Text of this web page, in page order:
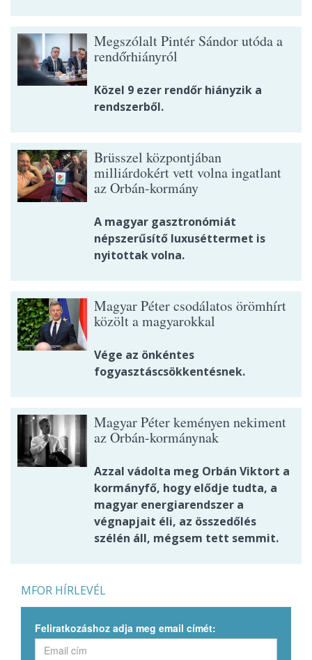
Megszólalt Pintér Sándor utóda a
rendőrhiányról
Közel 9 ezer rendőr hiányzik a
rendszerből.
Brüsszel központjában
milliárdokért vett volna ingatlant
az Orbán-kormány
A magyar gasztronómiát
népszerűsítő luxuséttermet is
nyitottak volna.
Magyar Péter csodálatos örömhírt
közölt a magyarokkal
Vége az önkéntes
fogyasztáscsökkentésnek.
Magyar Péter keményen nekiment
az Orbán-kormánynak
Azzal vádolta meg Orbán Viktort a
kormányfő, hogy elődje tudta, a
magyar energiarendszer a
végnapjait éli, az összedőlés
szélén áll, mégsem tett semmit.
MFOR HÍRLEVÉL
Feliratkozáshoz adja meg email címét: